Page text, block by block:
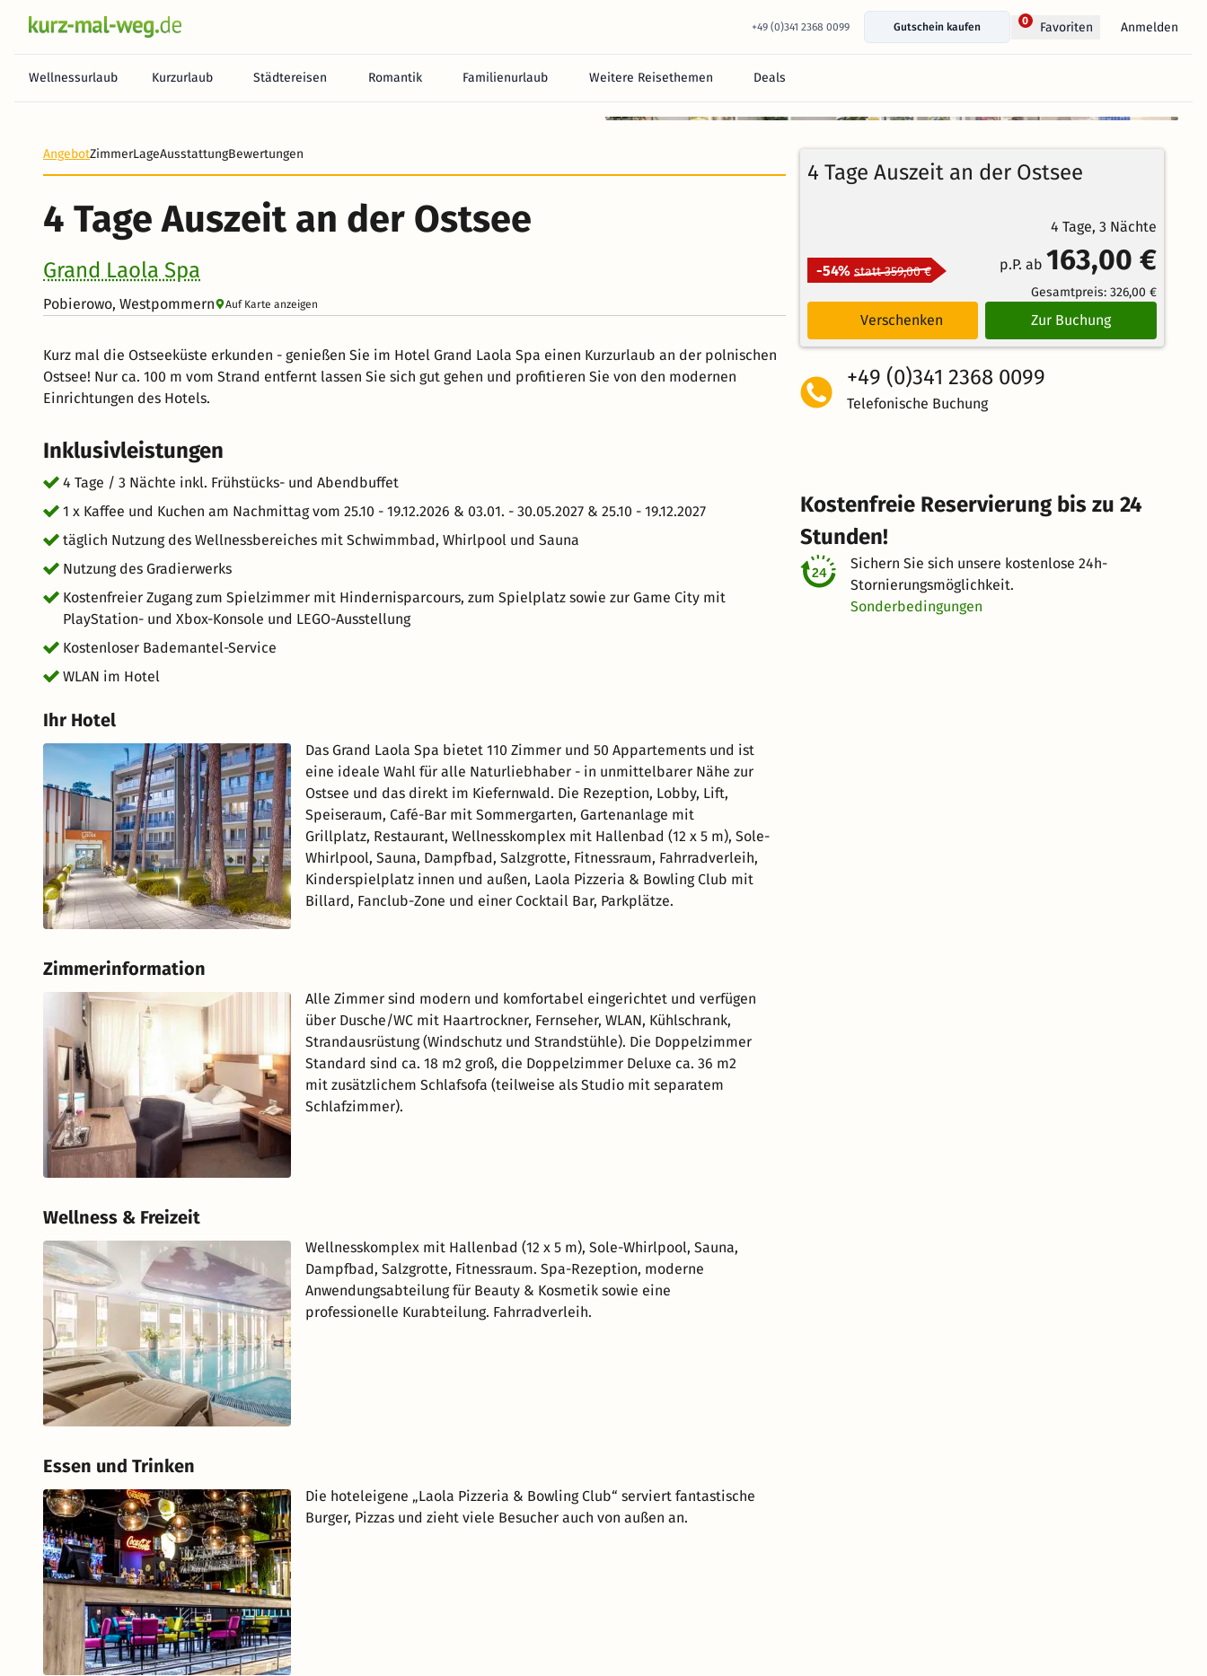
+49 (0)341 2368 0099 Gutschein kaufen
0 Favoriten Anmelden
Wellnessurlaub Kurzurlaub Städtereisen Romantik Familienurlaub Weitere Reisethemen Deals
92%
Bewertungen
AngebotZimmerLageAusstattungBewertungen
4 Tage Auszeit an der Ostsee
Grand Laola Spa
Pobierowo, Westpommern Auf Karte anzeigen
Kurz mal die Ostseeküste erkunden - genießen Sie im Hotel Grand Laola Spa einen Kurzurlaub an der polnischen
Ostsee! Nur ca. 100 m vom Strand entfernt lassen Sie sich gut gehen und profitieren Sie von den modernen
Einrichtungen des Hotels.
Inklusivleistungen
4 Tage / 3 Nächte inkl. Frühstücks- und Abendbuffet
1 x Kaffee und Kuchen am Nachmittag vom 25.10 - 19.12.2026 & 03.01. - 30.05.2027 & 25.10 - 19.12.2027
täglich Nutzung des Wellnessbereiches mit Schwimmbad, Whirlpool und Sauna
Nutzung des Gradierwerks
Kostenfreier Zugang zum Spielzimmer mit Hindernisparcours, zum Spielplatz sowie zur Game City mit
PlayStation- und Xbox-Konsole und LEGO-Ausstellung
Kostenloser Bademantel-Service
WLAN im Hotel
Ihr Hotel
Das Grand Laola Spa bietet 110 Zimmer und 50 Appartements und ist
eine ideale Wahl für alle Naturliebhaber - in unmittelbarer Nähe zur
Ostsee und das direkt im Kiefernwald. Die Rezeption, Lobby, Lift,
Speiseraum, Café-Bar mit Sommergarten, Gartenanlage mit
Grillplatz, Restaurant, Wellnesskomplex mit Hallenbad (12 x 5 m), Sole-
Whirlpool, Sauna, Dampfbad, Salzgrotte, Fitnessraum, Fahrradverleih,
Kinderspielplatz innen und außen, Laola Pizzeria & Bowling Club mit
Billard, Fanclub-Zone und einer Cocktail Bar, Parkplätze.
Zimmerinformation
Alle Zimmer sind modern und komfortabel eingerichtet und verfügen
über Dusche/WC mit Haartrockner, Fernseher, WLAN, Kühlschrank,
Strandausrüstung (Windschutz und Strandstühle). Die Doppelzimmer
Standard sind ca. 18 m2 groß, die Doppelzimmer Deluxe ca. 36 m2
mit zusätzlichem Schlafsofa (teilweise als Studio mit separatem
Schlafzimmer).
Wellness & Freizeit
Wellnesskomplex mit Hallenbad (12 x 5 m), Sole-Whirlpool, Sauna,
Dampfbad, Salzgrotte, Fitnessraum. Spa-Rezeption, moderne
Anwendungsabteilung für Beauty & Kosmetik sowie eine
professionelle Kurabteilung. Fahrradverleih.
Essen und Trinken
Die hoteleigene „Laola Pizzeria & Bowling Club“ serviert fantastische
Burger, Pizzas und zieht viele Besucher auch von außen an.
4 Tage Auszeit an der Ostsee
4 Tage, 3 Nächte
-54% statt 359,00 € p.P. ab 163,00 €
Gesamtpreis: 326,00 €
Verschenken Zur Buchung
+49 (0)341 2368 0099
Telefonische Buchung
Kostenfreie Reservierung bis zu 24
Stunden!
Sichern Sie sich unsere kostenlose 24h-
Stornierungsmöglichkeit.
Sonderbedingungen